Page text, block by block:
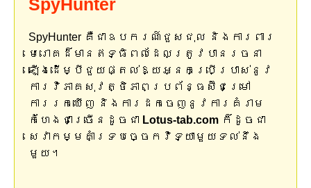
SpyHunter គឺជាឧបករណ៍ជួសជុល និងការពារ
មេរោគដ៏មានឥទ្ធិពលដែលត្រូវបានរចនា
ឡើងដើម្បីជួយផ្តល់ឱ្យអ្នកប្រើប្រាស់នូវ
ការវិភាគសុវត្ថិភាពប្រព័ន្ធស៊ីជម្រៅ
ការរកឃើញ និងការដកចេញនូវការគំរាម
កំហែងជាច្រើនដូចជា Lotus-tab.com ក៏ដូចជា
សេវាកម្មគាំទ្របច្ចេកវិទ្យាមួយទល់នឹង
មួយ។